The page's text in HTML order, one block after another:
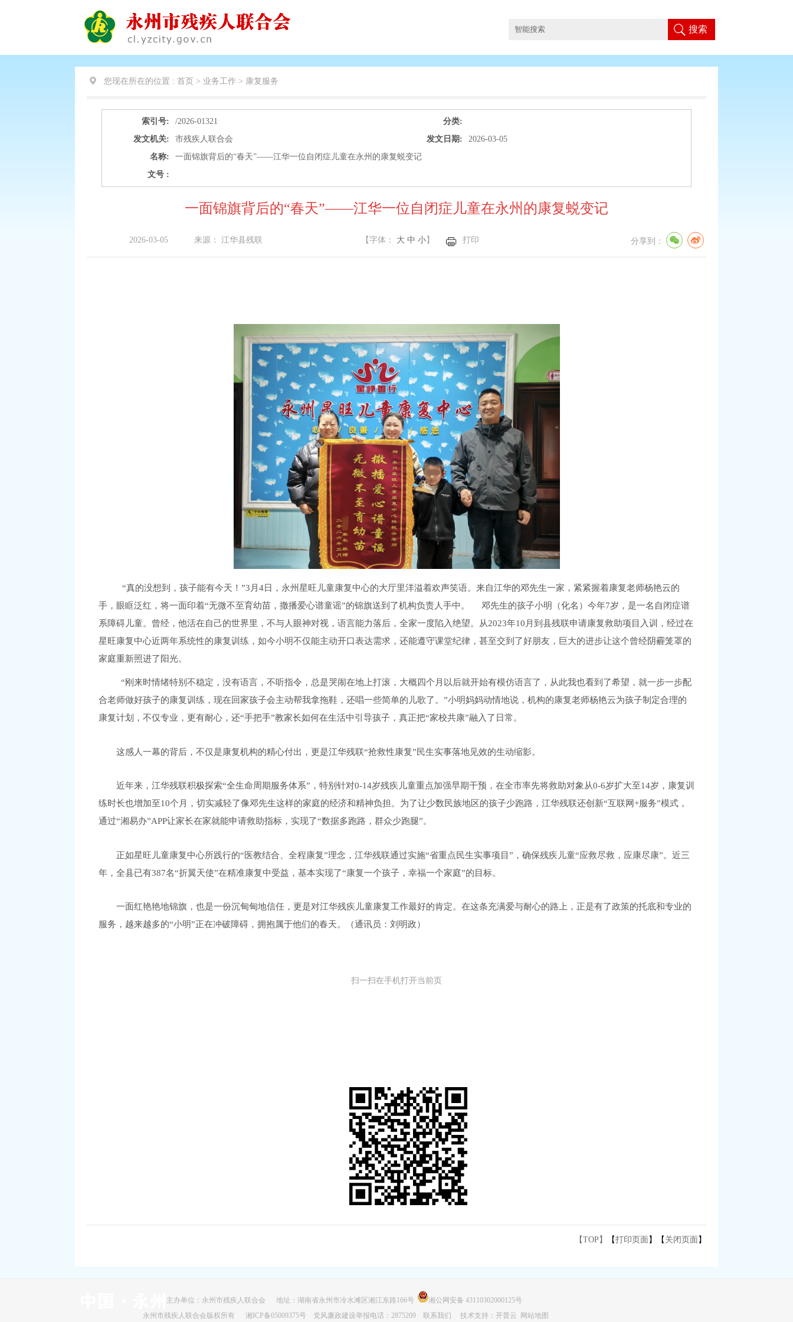
搜索
您现在所在的位置 : 首页 > 业务工作 > 康复服务
索引号: /2026-01321
分类:
发文机关:
市残疾人联合会 发文日期:
2026-03-05
名称:
一面锦旗背后的“春天”——江华一位自闭症儿童在永州的康复蜕变记
文号 :
一面锦旗背后的“春天”——江华一位自闭症儿童在永州的康复蜕变记
2026-03-05 来源： 江华县残联 【字体： 大 中 小】 打印 分享到：
“真的没想到，孩子能有今天！”3月4日，永州星旺儿童康复中心的大厅里洋溢着欢声笑语。来自江华的邓先生一家，紧紧握着康复老师杨艳云的
手，眼眶泛红，将一面印着“无微不至育幼苗，撒播爱心谱童谣”的锦旗送到了机构负责人手中。 邓先生的孩子小明（化名）今年7岁，是一名自闭症谱
系障碍儿童。曾经，他活在自己的世界里，不与人眼神对视，语言能力落后，全家一度陷入绝望。从2023年10月到县残联申请康复救助项目入训，经过在
星旺康复中心近两年系统性的康复训练，如今小明不仅能主动开口表达需求，还能遵守课堂纪律，甚至交到了好朋友，巨大的进步让这个曾经阴霾笼罩的
家庭重新照进了阳光。
“刚来时情绪特别不稳定，没有语言，不听指令，总是哭闹在地上打滚，大概四个月以后就开始有模仿语言了，从此我也看到了希望，就一步一步配
合老师做好孩子的康复训练，现在回家孩子会主动帮我拿拖鞋，还唱一些简单的儿歌了。”小明妈妈动情地说，机构的康复老师杨艳云为孩子制定合理的
康复计划，不仅专业，更有耐心，还“手把手”教家长如何在生活中引导孩子，真正把“家校共康”融入了日常。
这感人一幕的背后，不仅是康复机构的精心付出，更是江华残联“抢救性康复”民生实事落地见效的生动缩影。
近年来，江华残联积极探索“全生命周期服务体系”，特别针对0-14岁残疾儿童重点加强早期干预，在全市率先将救助对象从0-6岁扩大至14岁，康复训
练时长也增加至10个月，切实减轻了像邓先生这样的家庭的经济和精神负担。为了让少数民族地区的孩子少跑路，江华残联还创新“互联网+服务”模式，
通过“湘易办”APP让家长在家就能申请救助指标，实现了“数据多跑路，群众少跑腿”。
正如星旺儿童康复中心所践行的“医教结合、全程康复”理念，江华残联通过实施“省重点民生实事项目”，确保残疾儿童“应救尽救，应康尽康”。近三
年，全县已有387名“折翼天使”在精准康复中受益，基本实现了“康复一个孩子，幸福一个家庭”的目标。
一面红艳艳地锦旗，也是一份沉甸甸地信任，更是对江华残疾儿童康复工作最好的肯定。在这条充满爱与耐心的路上，正是有了政策的托底和专业的
服务，越来越多的“小明”正在冲破障碍，拥抱属于他们的春天。（通讯员：刘明政）
扫一扫在手机打开当前页
【TOP】 【打印页面】【 关闭页面】
主办单位：永州市残疾人联合会 地址：湖南省永州市冷水滩区湘江东路166号
湘公网安备 43110302000125号
永州市残疾人联合会版权所有 湘ICP备05009375号 党风廉政建设举报电话：2875209 联系我们 技术支持：开普云 网站地图